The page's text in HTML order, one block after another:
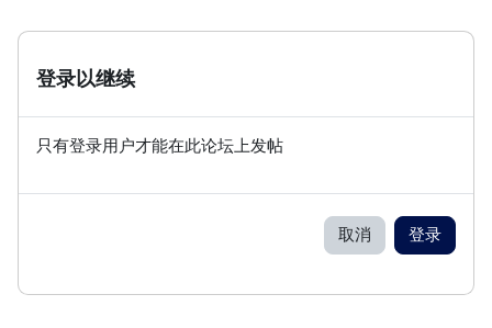
登录以继续
只有登录用户才能在此论坛上发帖
取消 登录